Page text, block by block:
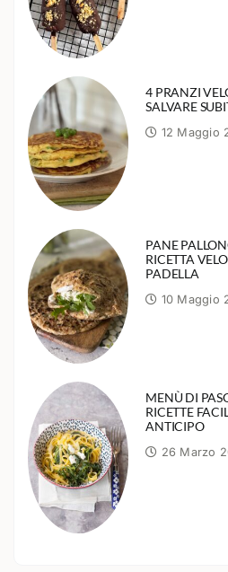
4 PRANZI
SALVARE
12 Maggio
PANE
RICETTA
PADELLA
10 Maggio
MENÙ DI
RICETTE
ANTICIPO
26 Marzo